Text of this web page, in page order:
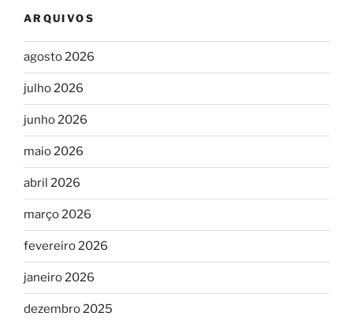
ARQUIVOS
agosto 2026
julho 2026
junho 2026
maio 2026
abril 2026
março 2026
fevereiro 2026
janeiro 2026
dezembro 2025